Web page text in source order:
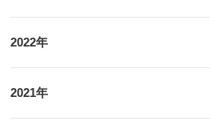
2022年
2021年